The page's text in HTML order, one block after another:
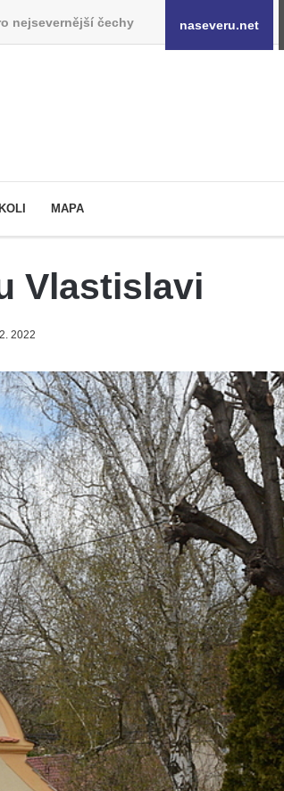
nejsevernější čechy naseveru.net
MAPA
Vlastislavi
2022